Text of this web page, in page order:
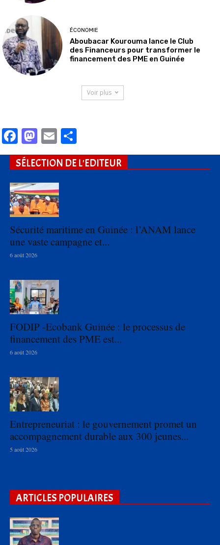
ÉCONOMIE
Aboubacar Kourouma lance le Club
des Financeurs pour transformer le
financement des PME en Guinée
Voir plus
Facebook
Mastodon
Email
SÉLECTION DE L'EDITEUR
Sécurité maritime en Guinée : l’ANAM lance
une vaste campagne et...
6 août 2026
FODIP -Ecobank Guinée : le processus de
financement des PME est...
6 août 2026
Entrepreneuriat : le gouvernement promet un
accompagnement durable aux 300 jeunes...
5 août 2026
ARTICLES POPULAIRES